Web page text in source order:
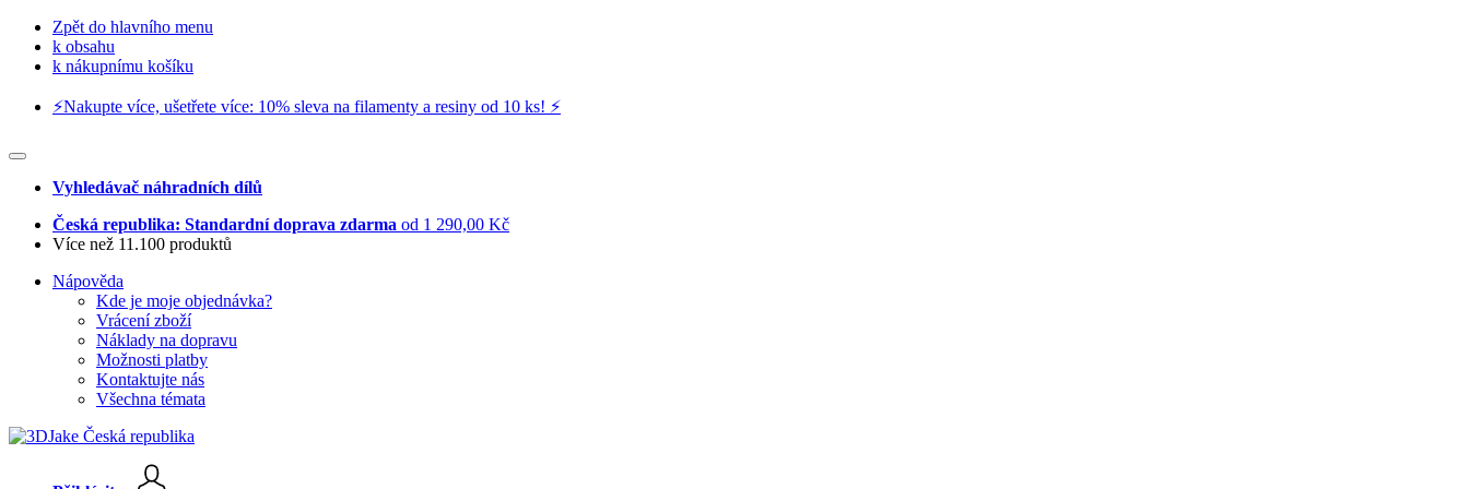
Zpět do hlavního menu
k obsahu
k nákupnímu košíku
⚡️Nakupte více, ušetřete více: 10% sleva na filamenty a resiny od 10 ks! ⚡️
Vyhledávač náhradních dílů
Česká republika: Standardní doprava zdarma od 1 290,00 Kč
Více než 11.100 produktů
Nápověda
Kde je moje objednávka?
Vrácení zboží
Náklady na dopravu
Možnosti platby
Kontaktujte nás
Všechna témata